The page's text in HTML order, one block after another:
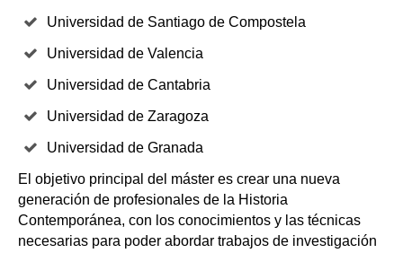
Universidad de Santiago de Compostela
Universidad de Valencia
Universidad de Cantabria
Universidad de Zaragoza
Universidad de Granada
El objetivo principal del máster es crear una nueva
generación de profesionales de la Historia
Contemporánea, con los conocimientos y las técnicas
necesarias para poder abordar trabajos de investigación